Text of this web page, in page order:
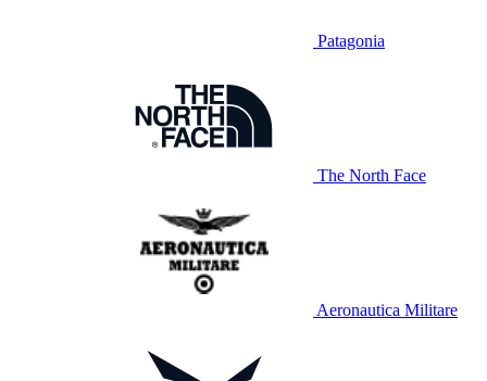
Patagonia
The North Face
Aeronautica Militare